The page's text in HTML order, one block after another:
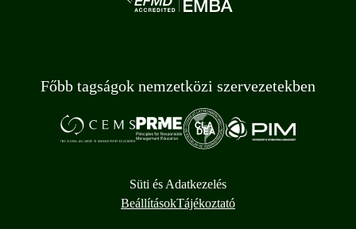
Főbb tagságok nemzetközi szervezetekben
Süti és Adatkezelés
BeállításokTájékoztató